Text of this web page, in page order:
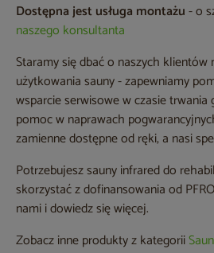
Dostępna jest usługa montażu- o
naszego konsultanta
Staramy się dbać o naszych klientów
użytkowania sauny - zapewniamy
wsparcie serwisowe w czasie
pomoc w naprawach
zamienne dostępne od ręki, a nasi
Potrzebujesz sauny infrared do
skorzystać z dofinansowania od
nami i dowiedz się więcej.
Zobacz inne produkty z kategorii